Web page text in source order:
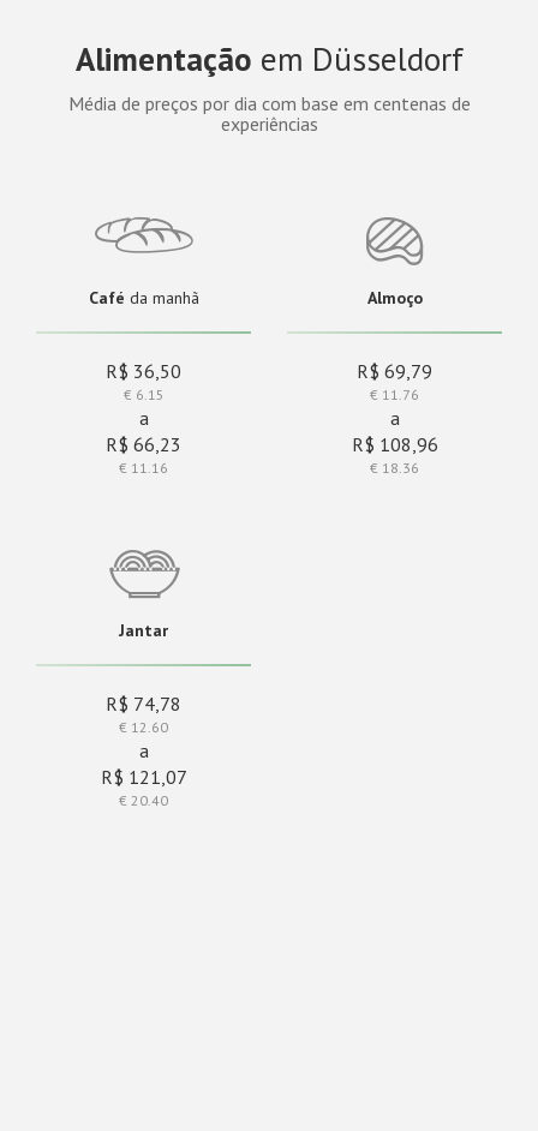
Alimentação em Düsseldorf
Média de preços por dia com base em centenas de
experiências
Café da manhã
R$ 36,50
€ 6.15
a
R$ 66,23
€ 11.16
Almoço
R$ 69,79
€ 11.76
a
R$ 108,96
€ 18.36
Jantar
R$ 74,78
€ 12.60
a
R$ 121,07
€ 20.40